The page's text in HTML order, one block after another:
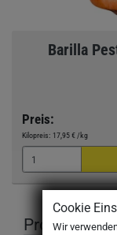
Barilla
Preis:
Kilopreis: 17,95 € /kg
Cookie
Wir